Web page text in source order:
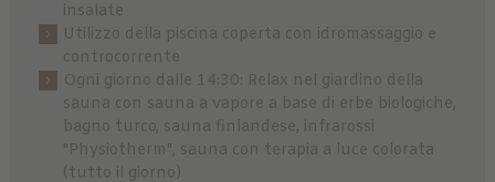
insalate
Utilizzo della piscina coperta con idromassaggio e
controcorrente
Ogni giorno dalle 14:30: Relax nel giardino della
sauna con sauna a vapore a base di erbe biologiche,
bagno turco, sauna finlandese, infrarossi
"Physiotherm", sauna con terapia a luce colorata
(tutto il giorno)